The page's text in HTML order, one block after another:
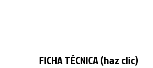
FICHA TÉCNICA (haz clic)